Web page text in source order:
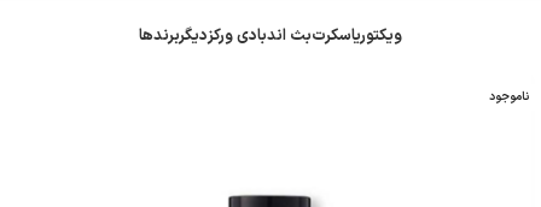
ویکتوریاسکرتبث اندبادی ورکزدیگربرندها
ناموجود